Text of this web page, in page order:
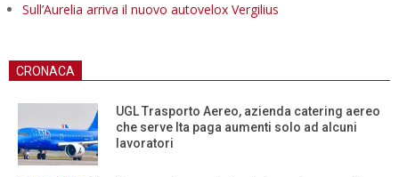
Sull’Aurelia arriva il nuovo autovelox Vergilius
CRONACA
UGL Trasporto Aereo, azienda catering aereo
che serve Ita paga aumenti solo ad alcuni
lavoratori